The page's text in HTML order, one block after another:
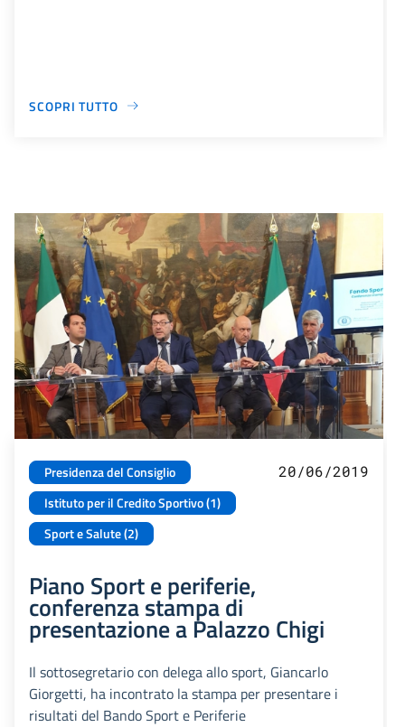
SCOPRI TUTTO
Presidenza del Consiglio
Istituto per il Credito Sportivo (1)
Sport e Salute (2)
20/06/2019
Piano Sport e periferie,
conferenza stampa di
presentazione a Palazzo Chigi
Il sottosegretario con delega allo sport, Giancarlo
Giorgetti, ha incontrato la stampa per presentare i
risultati del Bando Sport e Periferie